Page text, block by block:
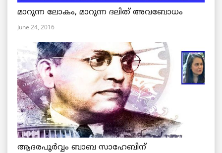
മാറുന്ന ലോകം, മാറുന്ന ദലിത് അവബോധം
June 24, 2016
ആദരപൂര്‍വ്വം ബാബ സാഹേബിന്